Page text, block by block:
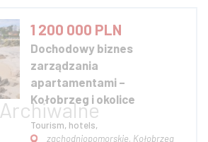
na Woli (szeregowiec) 380m2 z 9
pokojami (3,4,5 i 6 osobowych) na 40
osób, kuchnia, 3 łazienki. Budynek
wynajmowany n...
1 200 000 PLN
Dochodowy biznes
zarządzania
apartamentami –
Kołobrzeg i okolice
Tourism, hotels,
zachodniopomorskie, Kołobrzeg